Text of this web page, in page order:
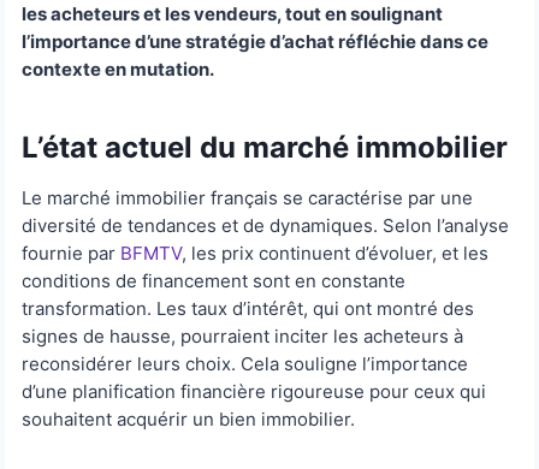
les acheteurs et les vendeurs, tout en soulignant
l’importance d’une stratégie d’achat réfléchie dans ce
contexte en mutation.
L’état actuel du marché immobilier
Le marché immobilier français se caractérise par une
diversité de tendances et de dynamiques. Selon l’analyse
fournie par BFMTV, les prix continuent d’évoluer, et les
conditions de financement sont en constante
transformation. Les taux d’intérêt, qui ont montré des
signes de hausse, pourraient inciter les acheteurs à
reconsidérer leurs choix. Cela souligne l’importance
d’une planification financière rigoureuse pour ceux qui
souhaitent acquérir un bien immobilier.